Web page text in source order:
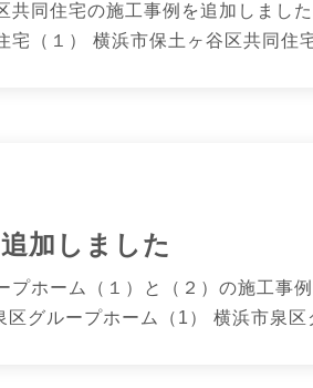
共同住宅の施工事例を追加しまし
宅（１） 横浜市保土ヶ谷区共同住
加しました
プホーム（１）と（２）の施工事
区グループホーム（1） 横浜市泉